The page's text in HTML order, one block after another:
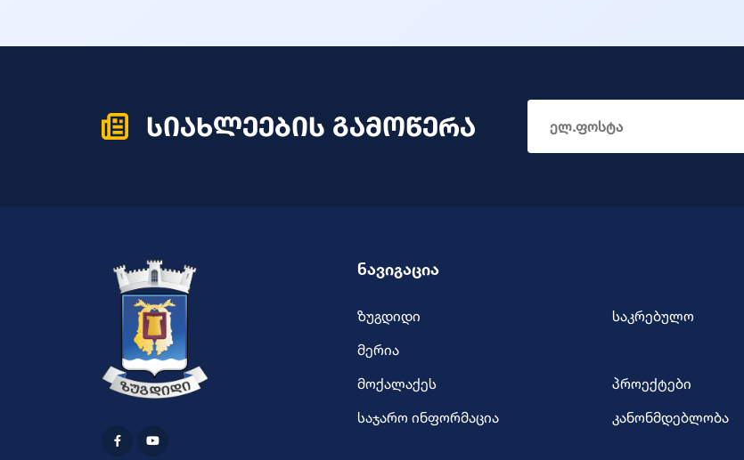
სიახლეების გამოწერა
ნავიგაცია
ზუგდიდი
მერია
საკრებულო
მოქალაქეს
საჯარო ინფორმაცია
პროექტები
კანონმდებლობა